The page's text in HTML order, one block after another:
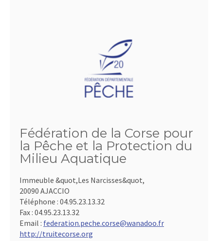
Fédération de la Corse pour
la Pêche et la Protection du
Milieu Aquatique
Immeuble &quot,Les Narcisses&quot,
20090 AJACCIO
Téléphone : 04.95.23.13.32
Fax : 04.95.23.13.32
Email : federation.peche.corse@wanadoo.fr
http://truitecorse.org